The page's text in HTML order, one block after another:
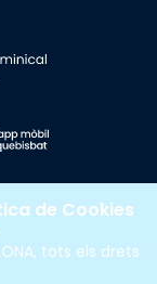
tots els drets
de Cookies